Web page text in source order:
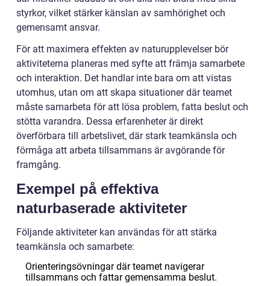
styrkor, vilket stärker känslan av samhörighet och
gemensamt ansvar.
För att maximera effekten av naturupplevelser bör
aktiviteterna planeras med syfte att främja samarbete
och interaktion. Det handlar inte bara om att vistas
utomhus, utan om att skapa situationer där teamet
måste samarbeta för att lösa problem, fatta beslut och
stötta varandra. Dessa erfarenheter är direkt
överförbara till arbetslivet, där stark teamkänsla och
förmåga att arbeta tillsammans är avgörande för
framgång.
Exempel på effektiva
naturbaserade aktiviteter
Följande aktiviteter kan användas för att stärka
teamkänsla och samarbete:
Orienteringsövningar där teamet navigerar
tillsammans och fattar gemensamma beslut.